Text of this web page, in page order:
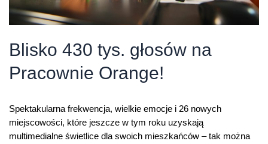
Blisko 430 tys. głosów na
Pracownie Orange!
Spektakularna frekwencja, wielkie emocje i 26 nowych
miejscowości, które jeszcze w tym roku uzyskają
multimedialne świetlice dla swoich mieszkańców – tak można